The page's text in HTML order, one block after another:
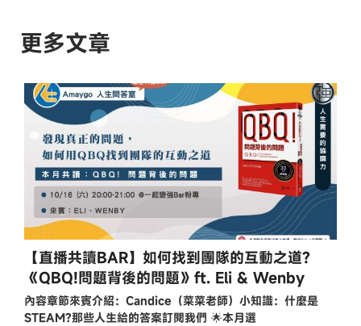
更多文章
【直播共讀BAR】如何找到團隊的互動之道?
《QBQ!問題背後的問題》ft. Eli & Wenby
內容章節來賓介紹：Candice（菜菜老師）小知識：什麼是
STEAM?那些人生給的答案訂閱我們 🌟本月選